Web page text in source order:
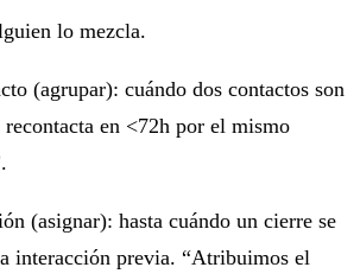
lo mezcla.
(agrupar): cuándo dos contactos son
en <72h por el mismo
(asignar): hasta cuándo un cierre se
interacción previa. “Atribuimos el